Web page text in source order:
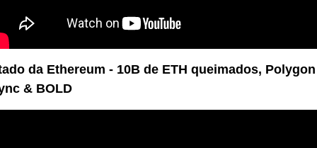
da Ethereum - 10B de ETH queimados,
& BOLD